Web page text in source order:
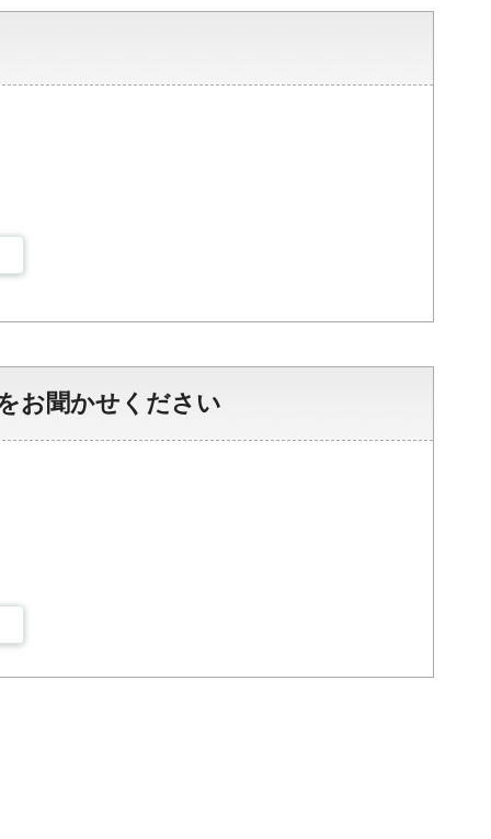
お聞かせください